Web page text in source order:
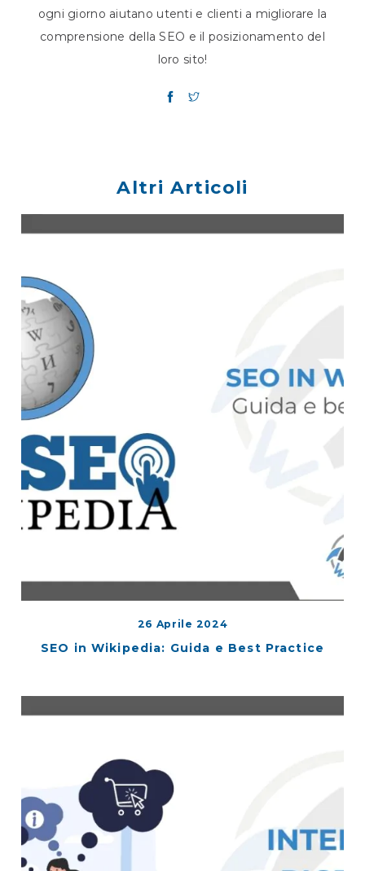
ogni giorno aiutano utenti e clienti a migliorare la
comprensione della SEO e il posizionamento del
loro sito!
Altri Articoli
26 Aprile 2024
SEO in Wikipedia: Guida e Best Practice